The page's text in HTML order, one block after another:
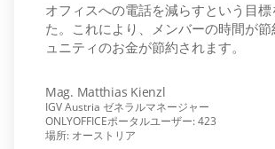
オフィスへの電話を減らすという目
た。これにより、メンバーの時間が節
ュニティのお金が節約されます。
Mag. Matthias Kienzl
IGV Austria ゼネラルマネージャー
ONLYOFFICEポータルユーザー: 423
場所: オーストリア